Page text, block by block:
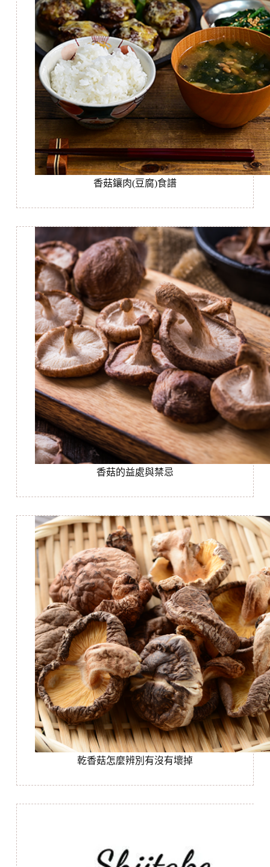
香菇鑲肉(豆腐)食譜
香菇的益處與禁忌
乾香菇怎麼辨別有沒有壞掉